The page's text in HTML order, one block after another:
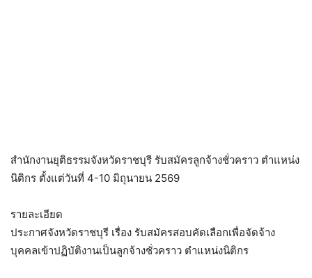
สำนักงานยุติธรรมจังหวัดราชบุรี รับสมัครลูกจ้างชั่วคราว ตำแหน่ง
นิติกร ตั้งแต่วันที่ 4-10 มิถุนายน 2569
รายละเอียด
ประกาศจังหวัดราชบุรี เรื่อง รับสมัครสอบคัดเลือกเพื่อจัดจ้าง
บุคคลเข้าปฏิบัติงานเป็นลูกจ้างชั่วคราว ตำแหน่งนิติกร